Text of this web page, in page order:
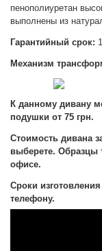
пенополиуретан
выполнены из
Гарантийный срок:
Механизм
К данному дивану
подушки от 75 грн.
Стоимость дивана
выберете. Образцы
офисе.
Сроки
телефону.